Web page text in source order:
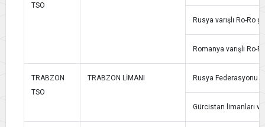
TSO
Rusya varışlı Ro-Ro
Romanya varışlı Ro-
TRABZON
TSO
TRABZON LİMANI Rusya Federasyonu
Gürcistan limanları